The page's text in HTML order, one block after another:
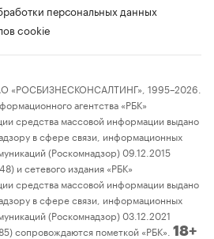
персональных данных
cookie
1995–2026.
агентства «РБК»
средства массовой информации выдано
в сфере связи, информационных
(Роскомнадзор) 09.12.2015
и сетевого издания «РБК»
средства массовой информации выдано
в сфере связи, информационных
(Роскомнадзор) 03.12.2021
сопровождаются пометкой «РБК». 18+